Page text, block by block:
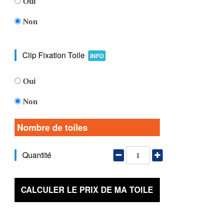
Non
Clip Fixation Toile INFO
Oui
Non
Nombre de toiles
Quantité
CALCULER LE PRIX DE MA TOILE